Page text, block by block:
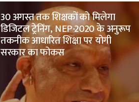
30 अगस्त तक शिक्षकों को मिलेगा
डिजिटल ट्रेनिंग, NEP-2020 के अनुरूप
तकनीक आधारित शिक्षा पर योगी
सरकार का फोकस